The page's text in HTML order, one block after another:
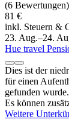
(6 Bewertungen)
81 €
inkl. Steuern &
23. Aug.–24.
Hue travel
Dies ist der
für einen
gefunden
Es können
Weitere